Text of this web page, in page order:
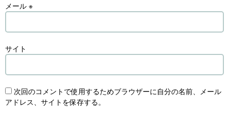
メール ※
サイト
次回のコメントで使用するためブラウザーに自分の名前、メール
アドレス、サイトを保存する。